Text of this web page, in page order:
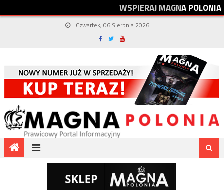
WSPIERAJMAGNAPOLONIA
Czwartek, 06 Sierpnia 2026